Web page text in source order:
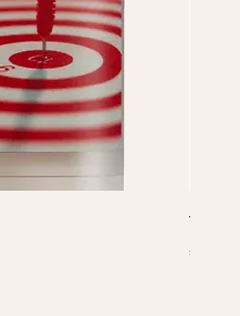
Prijs
€